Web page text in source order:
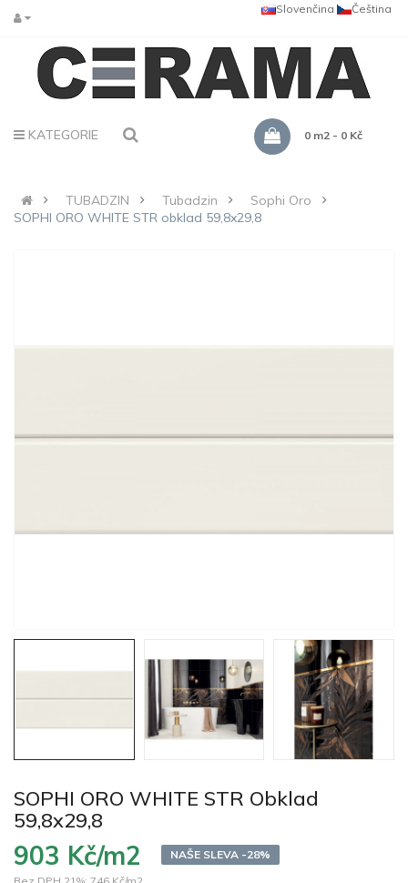
Čeština
Slovenčina
KATEGORIE 0 m2 - 0 Kč
TUBADZIN Tubadzin
Sophi Oro
SOPHI ORO WHITE STR obklad 59,8x29,8
SOPHI ORO WHITE STR Obklad
59,8x29,8
903 Kč/m2
NAŠE SLEVA -28%